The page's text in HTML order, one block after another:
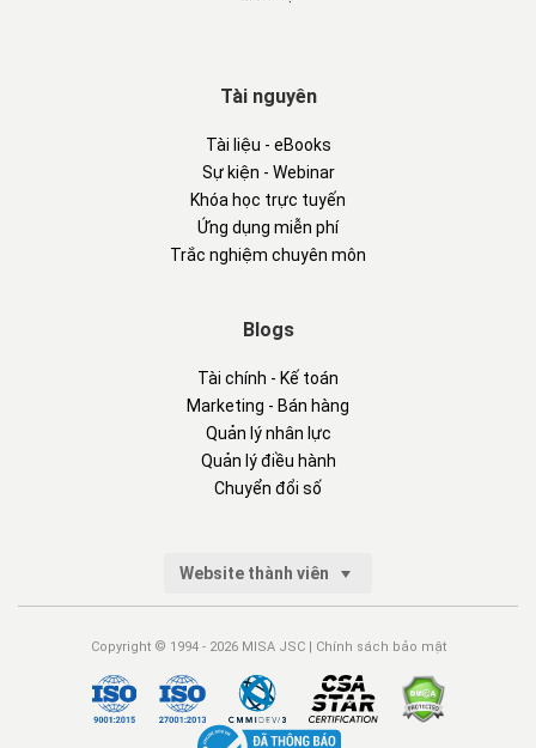
Tài nguyên
Tài liệu - eBooks
Sự kiện - Webinar
Khóa học trực tuyến
Ứng dụng miễn phí
Trắc nghiệm chuyên môn
Blogs
Tài chính - Kế toán
Marketing - Bán hàng
Quản lý nhân lực
Quản lý điều hành
Chuyển đổi số
Website thành viên
Copyright © 1994 - 2026 MISA JSC | Chính sách bảo mật